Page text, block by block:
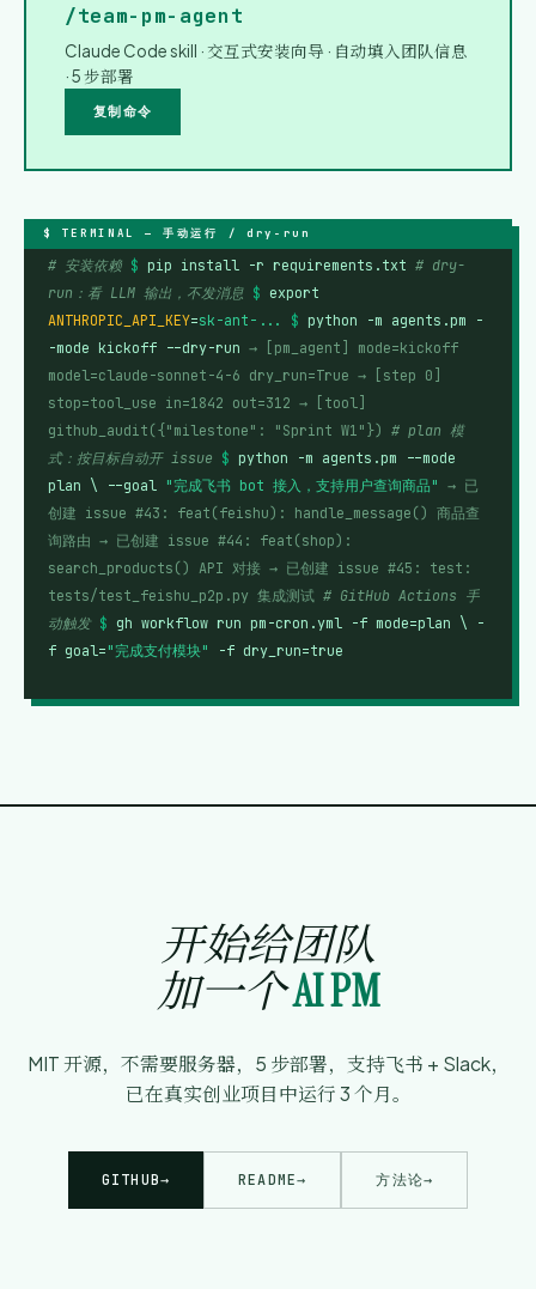
/team-pm-agent
Claude Code skill · 交互式安装向导 · 自动填入团队信息
· 5 步部署
复制命令
# 安装依赖 $ pip install -r requirements.txt # dry-
run：看 LLM 输出，不发消息 $ export
ANTHROPIC_API_KEY=sk-ant-... $ python -m agents.pm -
-mode kickoff --dry-run → [pm_agent] mode=kickoff
model=claude-sonnet-4-6 dry_run=True → [step 0]
stop=tool_use in=1842 out=312 → [tool]
github_audit({"milestone": "Sprint W1"}) # plan 模
式：按目标自动开 issue $ python -m agents.pm --mode
plan \ --goal "完成飞书 bot 接入，支持用户查询商品" → 已
创建 issue #43: feat(feishu): handle_message() 商品查
询路由 → 已创建 issue #44: feat(shop):
search_products() API 对接 → 已创建 issue #45: test:
tests/test_feishu_p2p.py 集成测试 # GitHub Actions 手
动触发 $ gh workflow run pm-cron.yml -f mode=plan \ -
f goal="完成支付模块" -f dry_run=true
开始给团队
加一个AI PM
MIT 开源，不需要服务器，5 步部署，支持飞书 + Slack，
已在真实创业项目中运行 3 个月。
GITHUB→ README→ 方法论→